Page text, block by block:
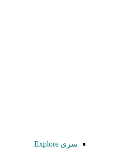
سری Explore